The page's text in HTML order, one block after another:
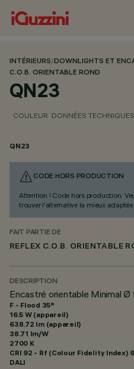
INTÉRIEURS/DOWNLIGHTS ET
C.O.B. ORIENTABLE ROND
QN23
COULEUR DONNÉES TECHNIQUES
QN23
CODE HORS PRODUCTION
Attention ! Code hors production.
trouver l'alternative la mieux
FAIT PARTIE DE
REFLEX C.O.B. ORIENTABLE
DESCRIPTION
Encastré orientable Minimal
F - Flood 35°
16.5 W (appareil)
638.72 lm (appareil)
38.71 lm/W
2700 K
CRI 92 - Rf (Colour Fidelity Index)
DALI